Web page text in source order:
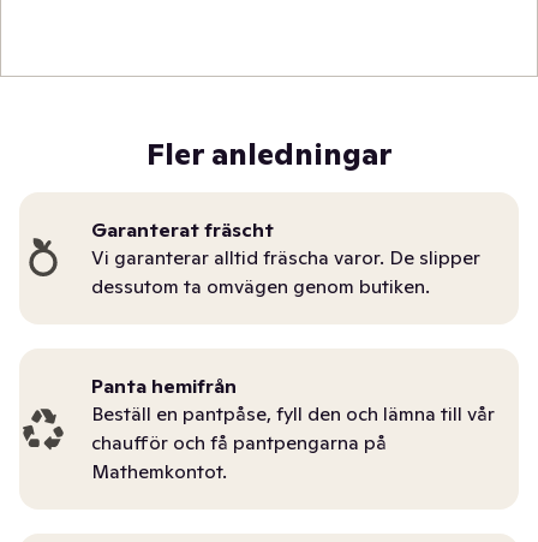
Fler anledningar
Garanterat fräscht
Vi garanterar alltid fräscha varor. De slipper
dessutom ta omvägen genom butiken.
Panta hemifrån
Beställ en pantpåse, fyll den och lämna till vår
chaufför och få pantpengarna på
Mathemkontot.